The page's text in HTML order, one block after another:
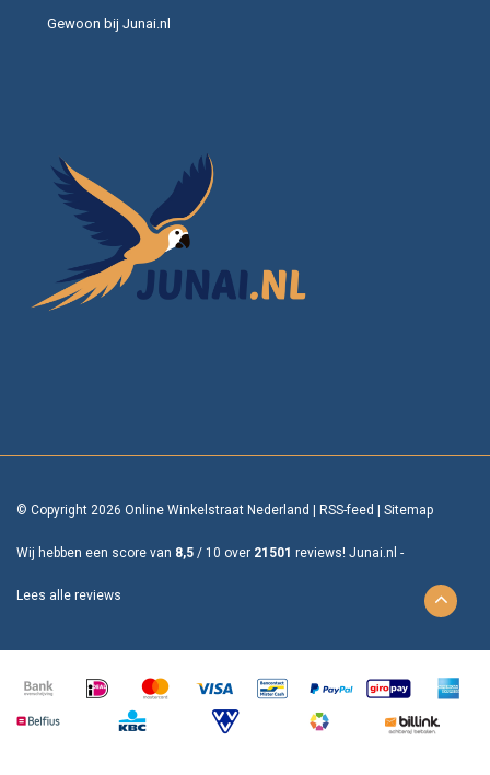
Gewoon bij Junai.nl
© Copyright 2026 Online Winkelstraat Nederland RSS-feed Sitemap
Wij hebben een score van 8,5 / 10 over 21501 reviews! Junai.nl -
Lees alle reviews